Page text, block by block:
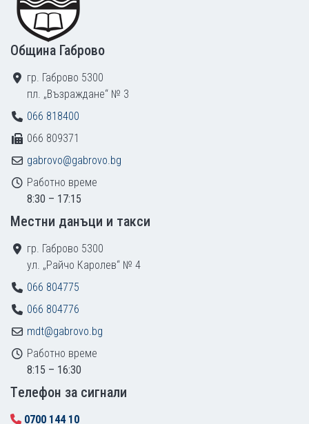
Община Габрово
гр. Габрово 5300
пл. „Възраждане“ № 3
066 818400
066 809371
gabrovo@gabrovo.bg
Работно време
8:30 – 17:15
Местни данъци и такси
гр. Габрово 5300
ул. „Райчо Каролев“ № 4
066 804775
066 804776
mdt@gabrovo.bg
Работно време
8:15 – 16:30
Tелефон за сигнали
0700 144 10